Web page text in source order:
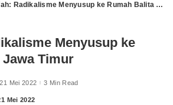
Radikalisme Menyusup ke Rumah Balita Jawa Timur
Menyusup ke
Timur
21 Mei 2022 3 Min Read
Mei 2022